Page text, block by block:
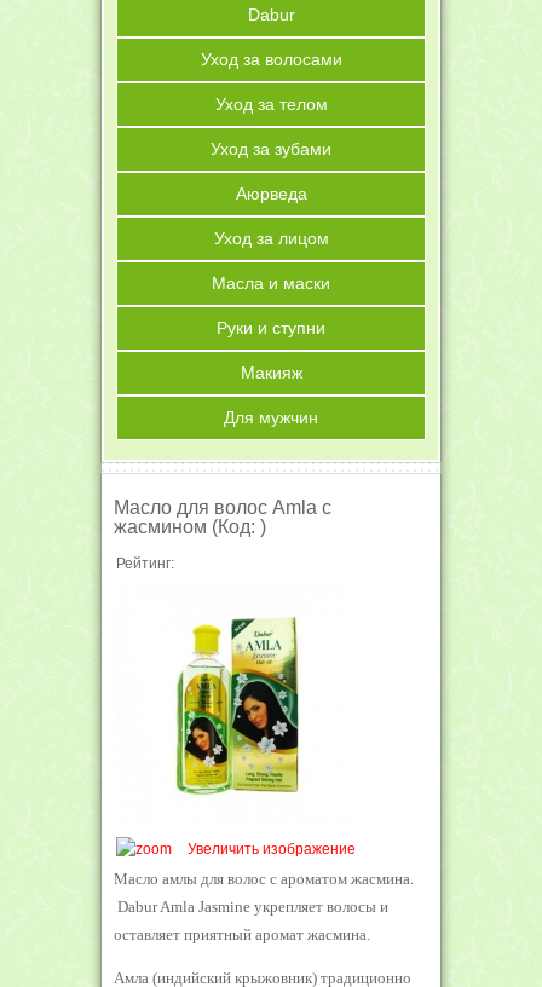
Dabur
Уход за волосами
Уход за телом
Уход за зубами
Аюрведа
Уход за лицом
Масла и маски
Руки и ступни
Макияж
Для мужчин
Масло для волос Amla с
жасмином (Код: )
Рейтинг:
Увеличить изображение
Масло амлы для волос с ароматом жасмина.
Dabur Amla Jasmine укрепляет волосы и
оставляет приятный аромат жасмина.
Амла (индийский крыжовник) традиционно